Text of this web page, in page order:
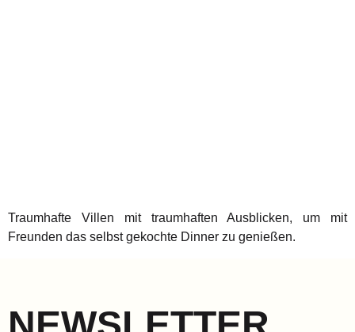
Traumhafte Villen mit traumhaften Ausblicken, um mit
Freunden das selbst gekochte Dinner zu genießen.